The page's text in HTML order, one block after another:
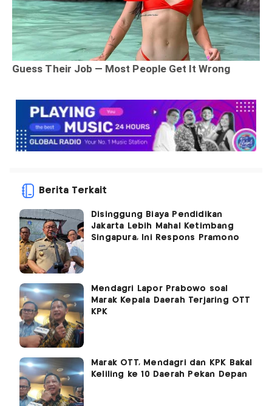
Berita Terkait
Disinggung Biaya Pendidikan
Jakarta Lebih Mahal Ketimbang
Singapura, Ini Respons Pramono
Mendagri Lapor Prabowo soal
Marak Kepala Daerah Terjaring OTT
KPK
Marak OTT, Mendagri dan KPK Bakal
Keliling ke 10 Daerah Pekan Depan